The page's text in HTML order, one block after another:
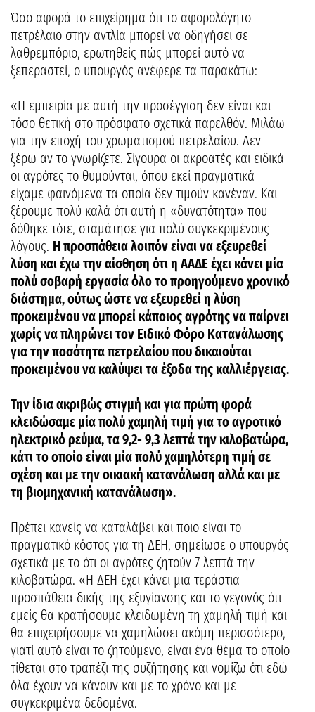
Όσο αφορά το επιχείρημα ότι το αφορολόγητο
πετρέλαιο στην αντλία μπορεί να οδηγήσει σε
λαθρεμπόριο, ερωτηθείς πώς μπορεί αυτό να
ξεπεραστεί, ο υπουργός ανέφερε τα παρακάτω:
«Η εμπειρία με αυτή την προσέγγιση δεν είναι και
τόσο θετική στο πρόσφατο σχετικά παρελθόν. Μιλάω
για την εποχή του χρωματισμού πετρελαίου. Δεν
ξέρω αν το γνωρίζετε. Σίγουρα οι ακροατές και ειδικά
οι αγρότες το θυμούνται, όπου εκεί πραγματικά
είχαμε φαινόμενα τα οποία δεν τιμούν κανέναν. Και
ξέρουμε πολύ καλά ότι αυτή η «δυνατότητα» που
δόθηκε τότε, σταμάτησε για πολύ συγκεκριμένους
λόγους. Η προσπάθεια λοιπόν είναι να εξευρεθεί
λύση και έχω την αίσθηση ότι η ΑΑΔΕ έχει κάνει μία
πολύ σοβαρή εργασία όλο το προηγούμενο χρονικό
διάστημα, ούτως ώστε να εξευρεθεί η λύση
προκειμένου να μπορεί κάποιος αγρότης να παίρνει
χωρίς να πληρώνει τον Ειδικό Φόρο Κατανάλωσης
για την ποσότητα πετρελαίου που δικαιούται
προκειμένου να καλύψει τα έξοδα της καλλιέργειας.
Την ίδια ακριβώς στιγμή και για πρώτη φορά
κλειδώσαμε μία πολύ χαμηλή τιμή για το αγροτικό
ηλεκτρικό ρεύμα, τα 9,2- 9,3 λεπτά την κιλοβατώρα,
κάτι το οποίο είναι μία πολύ χαμηλότερη τιμή σε
σχέση και με την οικιακή κατανάλωση αλλά και με
τη βιομηχανική κατανάλωση».
Πρέπει κανείς να καταλάβει και ποιο είναι το
πραγματικό κόστος για τη ΔΕΗ, σημείωσε ο υπουργός
σχετικά με το ότι οι αγρότες ζητούν 7 λεπτά την
κιλοβατώρα. «Η ΔΕΗ έχει κάνει μια τεράστια
προσπάθεια δικής της εξυγίανσης και το γεγονός ότι
εμείς θα κρατήσουμε κλειδωμένη τη χαμηλή τιμή και
θα επιχειρήσουμε να χαμηλώσει ακόμη περισσότερο,
γιατί αυτό είναι το ζητούμενο, είναι ένα θέμα το οποίο
τίθεται στο τραπέζι της συζήτησης και νομίζω ότι εδώ
όλα έχουν να κάνουν και με το χρόνο και με
συγκεκριμένα δεδομένα.